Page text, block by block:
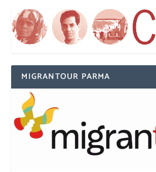
MIGRANTOUR PARMA